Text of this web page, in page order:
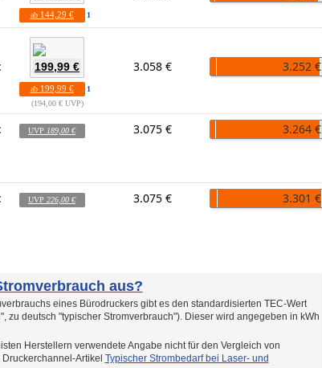
ab 144,29 € 1
199,99 €
ab 199,99 €
1
194,00 € UVP
3.058 € 3.252 €
UVP 189,00 € 3.075 € 3.264 €
UVP 226,00 € 3.075 € 3.301 €
aus?
eines Bürodruckers gibt es den standardisierten TEC-Wert
zu deutsch "typischer Stromverbrauch"). Dieser wird angegeben in kWh
Herstellern verwendete Angabe nicht für den Vergleich von
Artikel Typischer Strombedarf bei Laser- und